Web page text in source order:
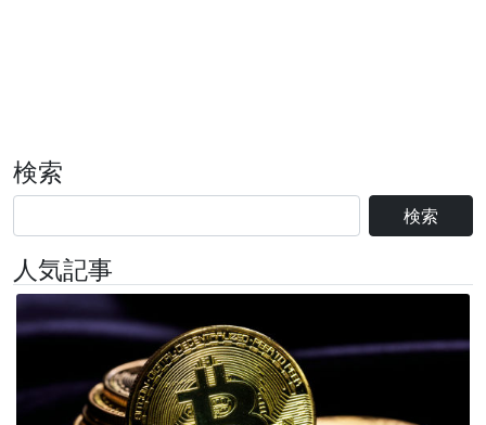
検索
検索
人気記事